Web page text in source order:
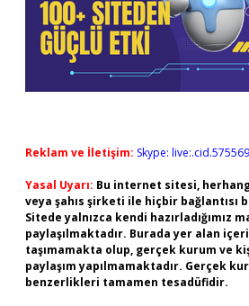
Reklam ve İletişim: Skype:
Yasal Uyarı: Bu internet sitesi,
veya şahıs şirketi ile hiçbir bağlantısı
Sitede yalnızca kendi hazırladığımız
paylaşılmaktadır. Burada yer alan
taşımamakta olup, gerçek kurum ve
paylaşım yapılmamaktadır. Gerçek
benzerlikleri tamamen tesadüfidir.